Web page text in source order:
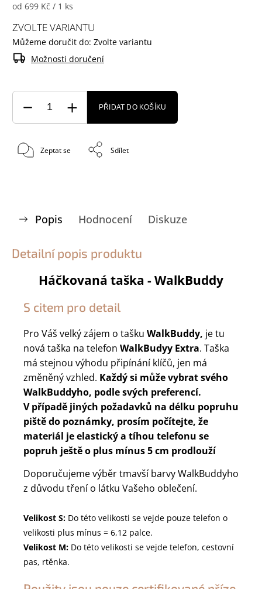
od 699 Kč / 1 ks
ZVOLTE VARIANTU
Můžeme doručit do: Zvolte variantu
Možnosti doručení
PŘIDAT DO KOŠÍKU
Zeptat se Sdílet
Popis Hodnocení Diskuze
Detailní popis produktu
Háčkovaná taška - WalkBuddy
S citem pro detail
Pro Váš velký zájem o tašku WalkBuddy, je tu
nová taška na telefon WalkBudyy Extra. Taška
má stejnou výhodu připínání klíčů, jen má
změněný vzhled. Každý si může vybrat svého
WalkBuddyho, podle svých preferencí.
V případě jiných požadavků na délku popruhu
piště do poznámky, prosím počítejte, že
materiál je elastický a tíhou telefonu se
popruh ještě o plus mínus 5 cm prodlouží
Doporučujeme výběr tmavší barvy WalkBuddyho
z důvodu tření o látku Vašeho oblečení.
Velikost S: Do této velikosti se vejde pouze telefon o
velikosti plus mínus = 6,12 palce.
Velikost M: Do této velikosti se vejde telefon, cestovní
pas, rtěnka.